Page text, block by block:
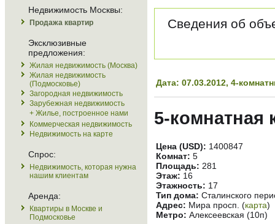
Недвижимость Москвы:
Продажа квартир
Эксклюзивные
предложения:
Жилая недвижимость (Москва)
Жилая недвижимость
(Подмосковье)
Загородная недвижимость
Зарубежная недвижимость
+ Жилье, построенное нами
Коммерческая недвижимость
Недвижимость на карте
Спрос:
Недвижимость, которая нужна
нашим клиентам
Аренда:
Квартиры в Москве и
Подмосковье
Сведения об
Дата: 07.03.2012, 4-
5-комнатная
Цена (USD): 1400847
Комнат: 5
Площадь: 281
Этаж: 16
Этажность: 17
Тип дома: Сталинского
Адрес: Мира просп. (карта)
Метро: Алексеевская (10п)